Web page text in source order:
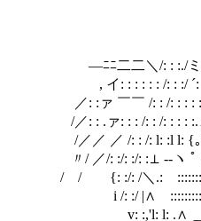
／: : :
r, /', / //､ r
//: :rヽ///',
―ﾆﾆ二二＼/: : :./ミ:
, イ: : : : : : /: : :/ ´: :
／: :ァ ￣￣ /: : /: : : : :
/／: : .ァ: : : /: : /: : : :
/／／ ／ /: : /: l: :l l: {｡ﾟ
〃/ ／/: :/: :/: :⊥ --ヽ ﾟ
/ / {: :/: /＼.:
i /: :/ |∧
v: :,'l: l: .∧ ＿_＿